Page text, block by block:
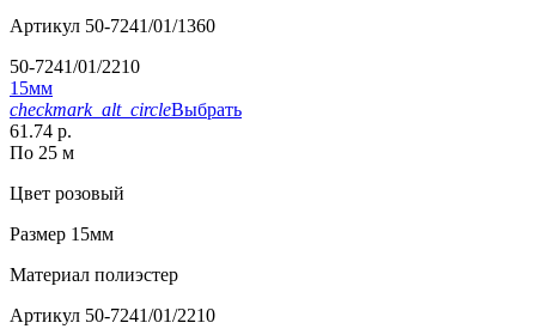
Артикул 50-7241/01/1360
50-7241/01/2210
15мм
checkmark_alt_circleВыбрать
61.74 р.
По 25 м
Цвет розовый
Размер 15мм
Материал полиэстер
Артикул 50-7241/01/2210